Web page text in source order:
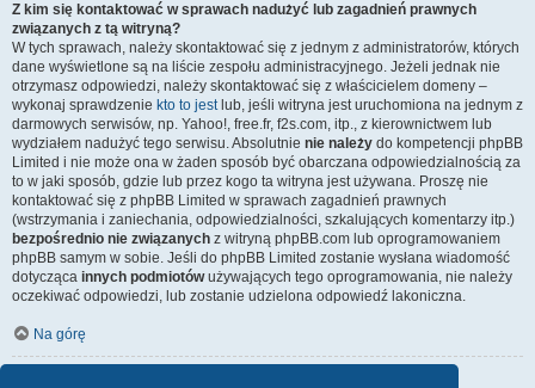
Z kim się kontaktować w sprawach nadużyć lub zagadnień prawnych
związanych z tą witryną?
W tych sprawach, należy skontaktować się z jednym z administratorów, których
dane wyświetlone są na liście zespołu administracyjnego. Jeżeli jednak nie
otrzymasz odpowiedzi, należy skontaktować się z właścicielem domeny –
wykonaj sprawdzenie kto to jestlub, jeśli witryna jest uruchomiona na jednym z
darmowych serwisów, np. Yahoo!, free.fr, f2s.com, itp., z kierownictwem lub
wydziałem nadużyć tego serwisu. Absolutnie nie należy do kompetencji phpBB
Limited i nie może ona w żaden sposób być obarczana odpowiedzialnością za
to w jaki sposób, gdzie lub przez kogo ta witryna jest używana. Proszę nie
kontaktować się z phpBB Limited w sprawach zagadnień prawnych
(wstrzymania i zaniechania, odpowiedzialności, szkalujących komentarzy itp.)
bezpośrednio nie związanych z witryną phpBB.com lub oprogramowaniem
phpBB samym w sobie. Jeśli do phpBB Limited zostanie wysłana wiadomość
dotycząca innych podmiotówużywających tego oprogramowania, nie należy
oczekiwać odpowiedzi, lub zostanie udzielona odpowiedź lakoniczna.
Na górę